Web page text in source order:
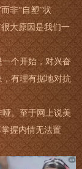
非“自塑”状
大原因是我们一
个开始，对兴奋
有理有据地对抗
。至于网上说美
握内情无法置